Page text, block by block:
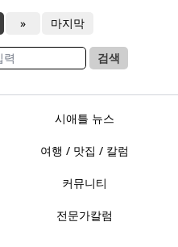
» 마지막
검색
시애틀 뉴스
여행 / 맛집 / 칼럼
커뮤니티
전문가칼럼